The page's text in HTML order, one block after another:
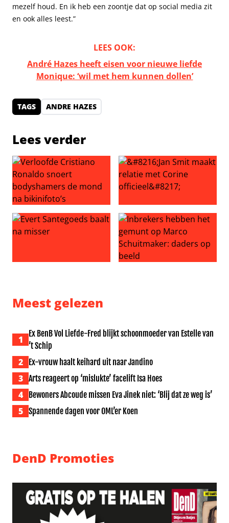
mezelf houd. En ik heb een zoontje dat op social media zit
en ook alles leest.”
LEES OOK:
André Hazes heeft eisen voor nieuwe liefde
Monique: ‘wil met hem kunnen dollen’
TAGS ANDRE HAZES
Lees verder
Verloofde Cristiano Ronaldo snoert bodyshamers de
‘Jan Smit maakt relatie met
Meest gelezen
1
Ex BenB Vol Liefde-Fred blijkt schoonmoeder van Estelle van
’t Schip
2 Ex-vrouw haalt keihard uit naar Jandino
3 Arts reageert op ‘mislukte’ facelift Isa Hoes
4 Bewoners Abcoude missen Eva Jinek niet: ‘Blij dat ze weg is’
5 Spannende dagen voor OML’er Koen
DenD Promoties